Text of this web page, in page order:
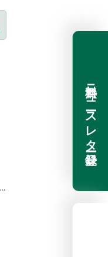
無料ニュースレター登録